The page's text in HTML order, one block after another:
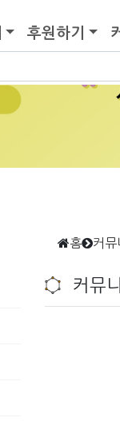
후원하기
홈 커뮤
커뮤